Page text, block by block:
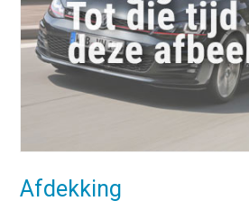
Afdekking